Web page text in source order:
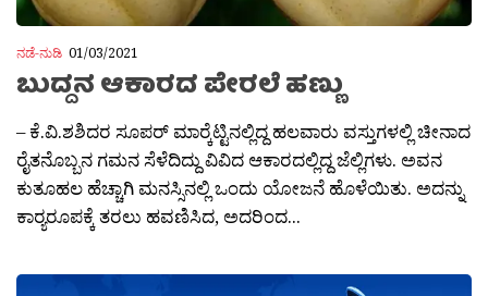
ನಡೆ-ನುಡಿ 01/03/2021
ಬುದ್ದನ ಆಕಾರದ ಪೇರಲೆ ಹಣ್ಣು
– ಕೆ.ವಿ.ಶಶಿದರ ಸೂಪರ‍್ ಮಾರ‍್ಕೆಟ್ಟಿನಲ್ಲಿದ್ದ ಹಲವಾರು ವಸ್ತುಗಳಲ್ಲಿ ಚೀನಾದ
ರೈತನೊಬ್ಬನ ಗಮನ ಸೆಳೆದಿದ್ದು ವಿವಿದ ಆಕಾರದಲ್ಲಿದ್ದ ಜೆಲ್ಲಿಗಳು. ಅವನ
ಕುತೂಹಲ ಹೆಚ್ಚಾಗಿ ಮನಸ್ಸಿನಲ್ಲಿ ಒಂದು ಯೋಜನೆ ಹೊಳೆಯಿತು. ಅದನ್ನು
ಕಾರ‍್ಯರೂಪಕ್ಕೆ ತರಲು ಹವಣಿಸಿದ, ಅದರಿಂದ...